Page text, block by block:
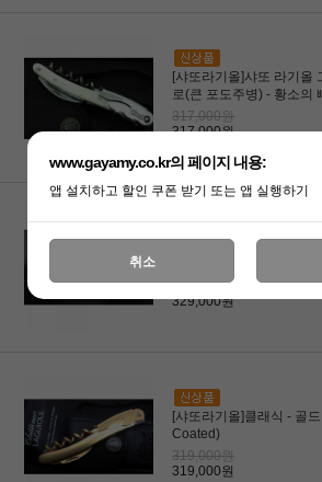
[샤또라기올]샤또 라기올
로(큰 포도주병) - 황소의
317,000원
317,000원
[샤또라기올]스페셜 에디
329,000원
329,000원
[샤또라기올]클래식 - 골
Coated)
319,000원
319,000원
www.gayamy.co.kr의 페이지 내용:
앱 설치하고 할인 쿠폰 받기 또는 앱 실행하기
취소